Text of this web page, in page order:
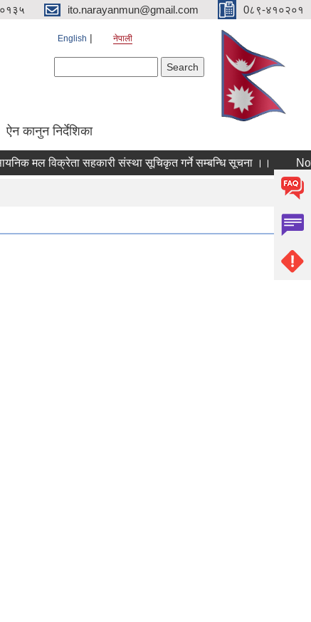
ito.narayanmun@gmail.com 0८९-४१०२०१
English नेपाली
ऐन कानुन निर्देशिका
मल विक्रेता सहकारी संस्था सूचिकृत गर्ने सम्बन्धि सूचना ।। Notice